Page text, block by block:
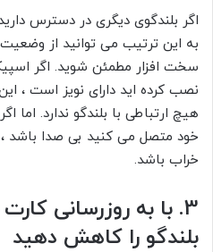
اگر بلندگوی دیگری در دسترس
به این ترتیب می توانید از
سخت افزار مطمئن شوید. اگر
نصب کرده اید دارای نویز است ،
هیچ ارتباطی با بلندگو ندارد. اما
خود متصل می کنید بی صدا باشد
خراب باشد.
3. با به روزرسانی
بلندگو را کاهش دهید